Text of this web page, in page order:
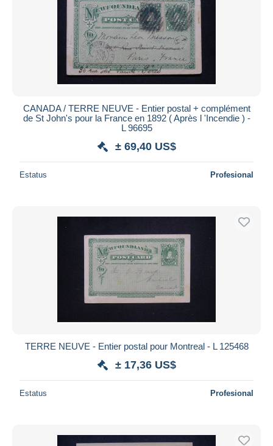
CANADA / TERRE NEUVE - Entier postal + complément
de St John's pour la France en 1892 ( Après l 'Incendie ) -
L 96695
± 69,40 US$
Estatus Profesional
TERRE NEUVE - Entier postal pour Montreal - L 125468
± 17,36 US$
Estatus Profesional